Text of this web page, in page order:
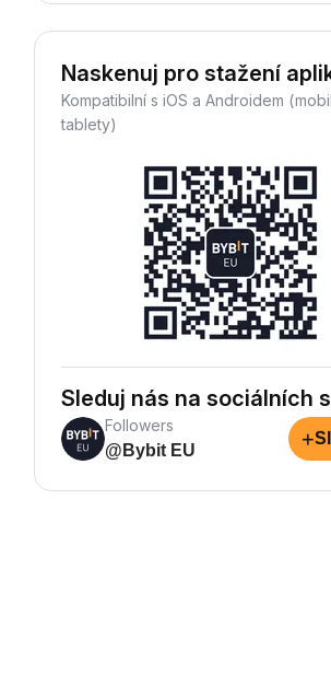
Naskenuj pro stažení
Kompatibilní s iOS a Androidem
tablety)
Sleduj nás na sociálních
Followers
@Bybit EU
+